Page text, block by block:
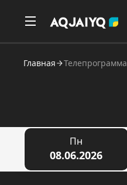
Главная Телепрограмма
Пн
08.06.2026